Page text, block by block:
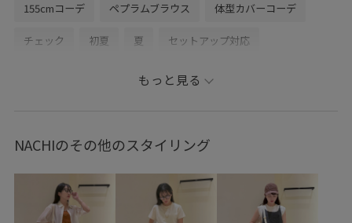
155cmコーデ ペプラムブラウス 体型カバーコーデ
チェック 初夏 夏 セットアップ対応
フェミニン
レインパンプス
授業参観日コーデ 運動会コーデ デートコーデ
もっと見る
NACHIのその他のスタイリング